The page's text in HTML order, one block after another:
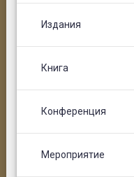
Издания
Книга
Конференция
Мероприятие